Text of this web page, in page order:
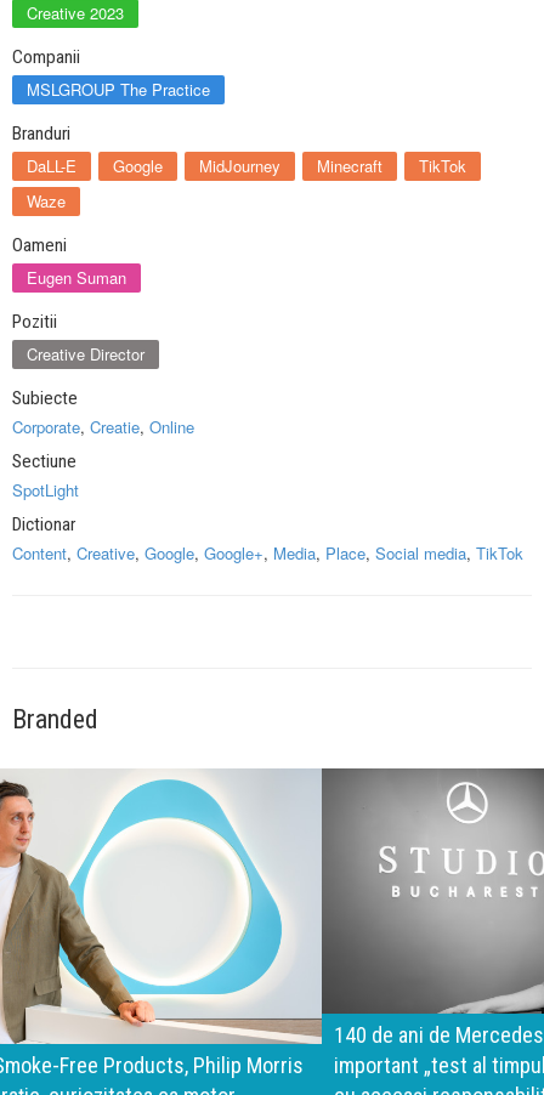
Creative 2023
Companii
MSLGROUP The Practice
Branduri
DaLL-E Google MidJourney Minecraft
TikTok
Waze
Oameni
Eugen Suman
Pozitii
Creative Director
Subiecte
Corporate, Creatie, Online
Sectiune
SpotLight
Dictionar
Content, Creative, Google, Google+, Media, Place, Social media, TikTok
Branded
140 de ani de Mercedes-Benz. Ramona Pîrlog: Cel mai
important „test al timpului” este să inovăm constant, dar